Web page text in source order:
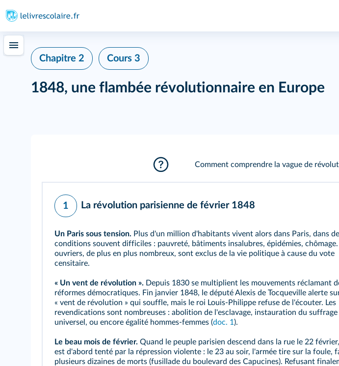
Chapitre 2 Cours 3
1848, une flambée révolutionnaire en Europe
Comment comprendre la vague de
1 La révolution parisienne de février 1848
Un Paris sous tension. Plus d'un million d'habitants vivent alors dans Paris, dans
conditions souvent difficiles : pauvreté, bâtiments insalubres, épidémies, chômage.
ouvriers, de plus en plus nombreux, sont exclus de la vie politique à cause du vote
censitaire.
« Un vent de révolution ». Depuis 1830 se multiplient les mouvements réclamant
réformes démocratiques. Fin janvier 1848, le député Alexis de Tocqueville alerte
« vent de révolution » qui souffle, mais le roi Louis-Philippe refuse de l'écouter. Les
revendications sont nombreuses : abolition de l'esclavage, instauration du suffrage
universel , ou encore égalité hommes-femmes (doc. 1).
Le beau mois de février. Quand le peuple parisien descend dans la rue le 22
est d'abord tenté par la répression violente : le 23 au soir, l'armée tire sur la foule,
plusieurs dizaines de morts (fusillade du boulevard des Capucines). Refusant